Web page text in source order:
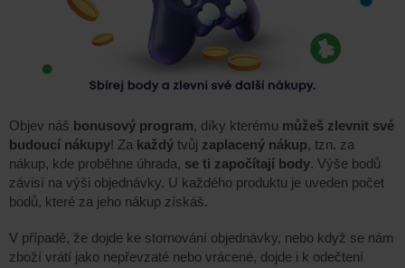
Objev náš bonusový program, díky kterému můžeš zlevnit své
budoucí nákupy! Za každý tvůj zaplacený nákup, tzn. za
nákup, kde proběhne úhrada, se ti započítají body. Výše bodů
závisí na výši objednávky. U každého produktu je uveden počet
bodů, které za jeho nákup získáš.
V případě, že dojde ke stornování objednávky, nebo když se nám
zboží vrátí jako nepřevzaté nebo vrácené, dojde i k odečtení